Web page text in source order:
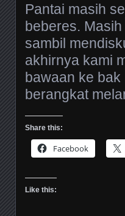
Pantai masih
beberes.
sambil
akhirnya kami
bawaan ke
berangkat
Share this:
Facebook
Like this: